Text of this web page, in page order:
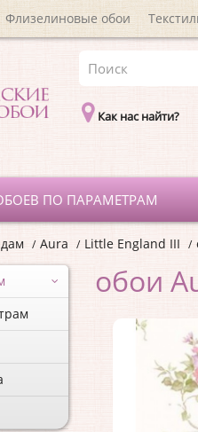
Флизелиновые обои
Как нас найти?
ПО ПАРАМЕТРАМ
Aura Little England III
обои